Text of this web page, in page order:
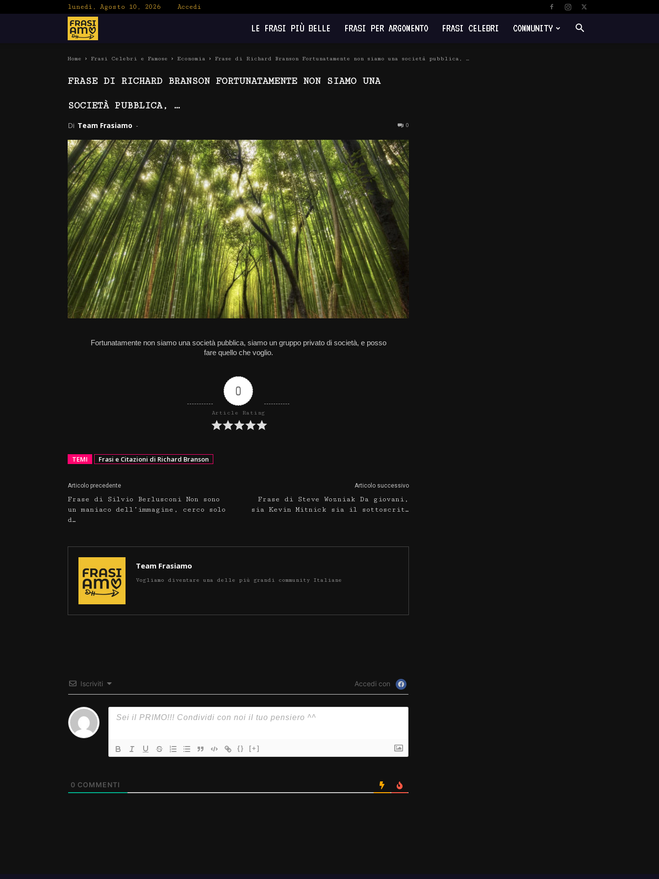
lunedì, Agosto 10, 2026 Accedi
LE FRASI PIÙ BELLE FRASI PER ARGOMENTO FRASI CELEBRI COMMUNITY
Home Frasi Celebri e Famose Economia Frase di Richard Branson Fortunatamente non siamo una società pubblica, …
FRASE DI RICHARD BRANSON FORTUNATAMENTE NON SIAMO UNA
SOCIETÀ PUBBLICA, …
Di Team Frasiamo - 0
Fortunatamente non siamo una società pubblica, siamo un gruppo privato di società, e posso
fare quello che voglio.
0
Article Rating
TEMI Frasi e Citazioni di Richard Branson
Articolo precedente
Frase di Silvio Berlusconi Non sono
un maniaco dell’immagine, cerco solo
d…
Articolo successivo
Frase di Steve Wozniak Da giovani,
sia Kevin Mitnick sia il sottoscrit…
Team Frasiamo
Vogliamo diventare una delle più grandi community Italiane
Iscriviti Accedi con
{} [+]
0 COMMENTI